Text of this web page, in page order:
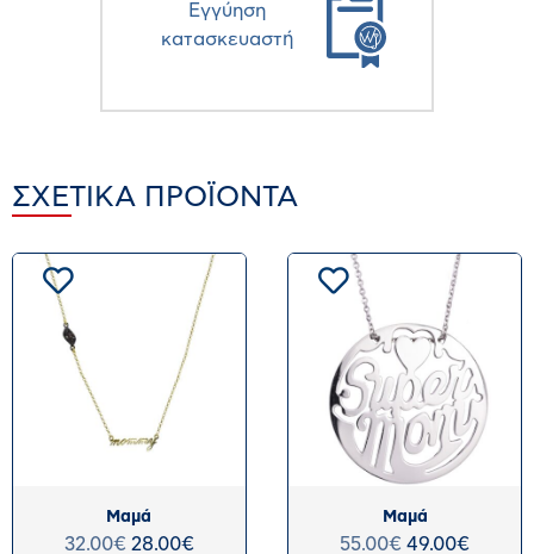
Eγγύηση
κατασκευαστή
ΣΧΕΤΙΚΆ ΠΡΟΪΌΝΤΑ
Μαμά
32.00€ 28.00€
Μαμά
55.00€ 49.00€